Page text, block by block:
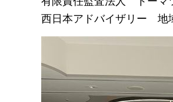
西日本アドバイザリー
地